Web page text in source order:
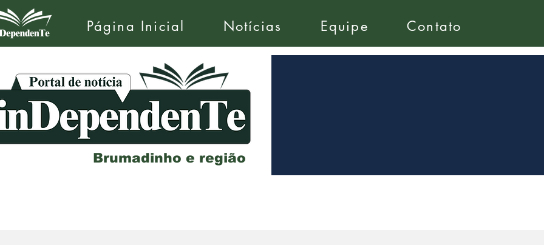
Página Inicial Notícias Equipe Contato
Brumadinho e região